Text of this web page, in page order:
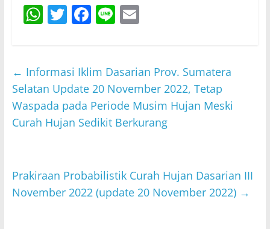
W
s
A
p
p
T
er
F
e
b
o
o
Li E
l
← Informasi Iklim Dasarian Prov. Sumatera
Selatan Update 20 November 2022, Tetap
Waspada pada Periode Musim Hujan Meski
Curah Hujan Sedikit Berkurang
Prakiraan Probabilistik Curah Hujan Dasarian III
November 2022 (update 20 November 2022) →